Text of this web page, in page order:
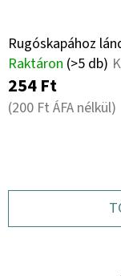
Rugóskapához
Raktáron (>5 db)
254 Ft
(200 Ft ÁFA nélkül)